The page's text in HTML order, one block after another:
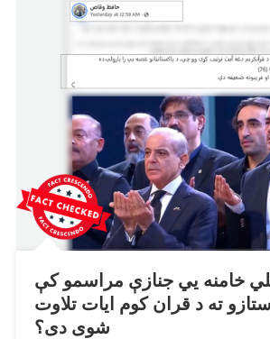
خامنه یي جنازې مراسمو کې
ته د قران کوم ایات تلاوت
شوی دی؟